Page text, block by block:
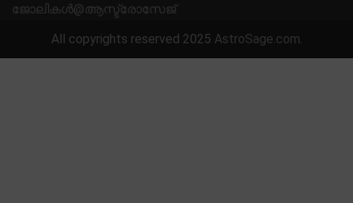
ജോലികൾ@ആസ്ട്രോസേജ്
All copyrights reserved 2025 AstroSage.com.